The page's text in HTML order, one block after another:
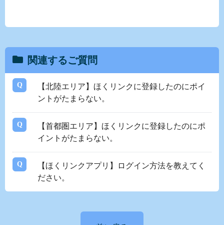
関連するご質問
【北陸エリア】ほくリンクに登録したのにポイ
ントがたまらない。
【首都圏エリア】ほくリンクに登録したのにポ
イントがたまらない。
【ほくリンクアプリ】ログイン方法を教えてく
ださい。